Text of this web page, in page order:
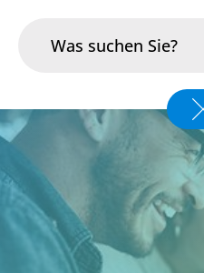
Branchen
Im Fokus
Portfolio
Infrastruktur & Betrieb